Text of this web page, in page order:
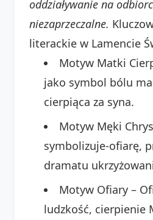
oddziaływanie na
niezaprzeczalne.
literackie w Lamencie
Motyw Matki
jako symbol bólu
cierpiąca za syna.
Motyw Męki
symbolizuje-ofiarę,
dramatu
Motyw Ofiary –
ludzkość, cierpienie